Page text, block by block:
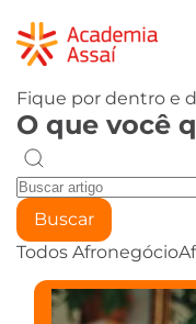
Fique por dentro e
O que você
Buscar
Todos Afronegócio